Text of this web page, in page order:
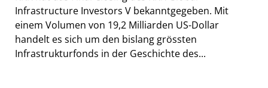
Infrastructure Investors V bekanntgegeben. Mit
einem Volumen von 19,2 Milliarden US-Dollar
handelt es sich um den bislang grössten
Infrastrukturfonds in der Geschichte des...